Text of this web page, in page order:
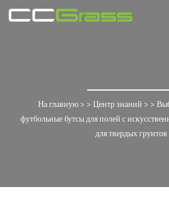
На главную > > Центр знаний > >
футбольные бутсы для полей с
для твердых грунтов